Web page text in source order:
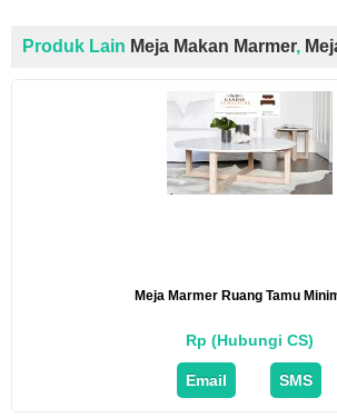
Produk Lain Meja Makan Marmer,
Meja Marmer Ruang Tamu
Rp (Hubungi CS)
Email SMS